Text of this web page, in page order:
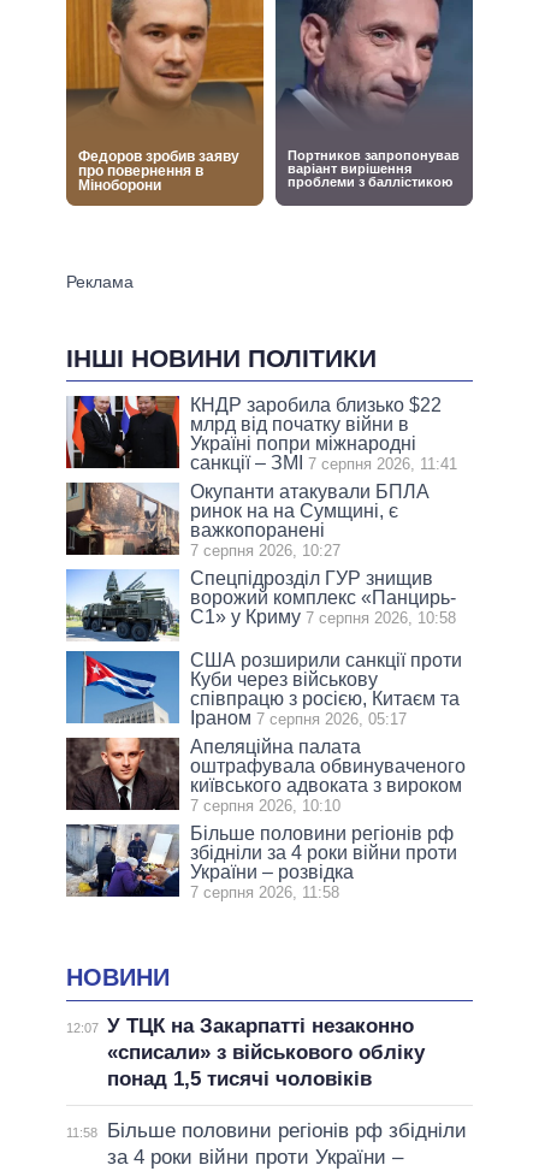
ІНШІ НОВИНИ ПОЛІТИКИ
КНДР заробила близько $22
млрд від початку війни в
Україні попри міжнародні
санкції – ЗМІ
7 серпня 2026, 11:41
Окупанти атакували БПЛА
ринок на на Сумщині, є
важкопоранені
7 серпня 2026, 10:27
Спецпідрозділ ГУР знищив
ворожий комплекс «Панцирь-
С1» у Криму 7 серпня 2026, 10:58
США розширили санкції проти
Куби через військову
співпрацю з росією, Китаєм та
Іраном 7 серпня 2026, 05:17
Апеляційна палата
оштрафувала обвинуваченого
київського адвоката з вироком
7 серпня 2026, 10:10
Більше половини регіонів рф
збідніли за 4 роки війни проти
України – розвідка
7 серпня 2026, 11:58
НОВИНИ
12:07 У ТЦК на Закарпатті незаконно
«списали» з військового обліку
понад 1,5 тисячі чоловіків
11:58
Більше половини регіонів рф збідніли
за 4 роки війни проти України –